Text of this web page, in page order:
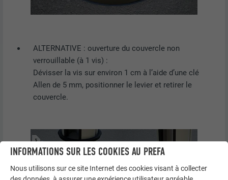
ALTERNATIVE : ouverture du couvercle non
verrouillable (à 1 vis) :
Dévisser la vis sur environ 1 cm à l’aide d’une clé
Allen de 5 mm, positionner le levier et retirer le
couvercle.
INFORMATIONS SUR LES COOKIES AU PREFA
Nous utilisons sur ce site Internet des cookies visant à collecter